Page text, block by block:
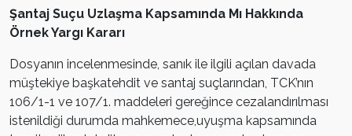
Şantaj Suçu Uzlaşma Kapsamında Mı Hakkında
Örnek Yargı Kararı
Dosyanın incelenmesinde, sanık ile ilgili açılan davada
müştekiye başkatehdit ve santaj suçlarından, TCK’nın
106/1-1 ve 107/1. maddeleri gereğince cezalandırılması
istenildiği durumda mahkemece,uyuşma kapsamında